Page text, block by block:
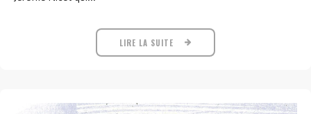
LIRE LA SUITE